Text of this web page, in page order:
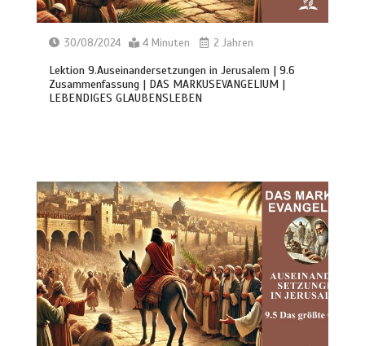
30/08/2024 4 Minuten 2 Jahren
Lektion 9.Auseinandersetzungen in Jerusalem | 9.6
Zusammenfassung | DAS MARKUSEVANGELIUM |
LEBENDIGES GLAUBENSLEBEN